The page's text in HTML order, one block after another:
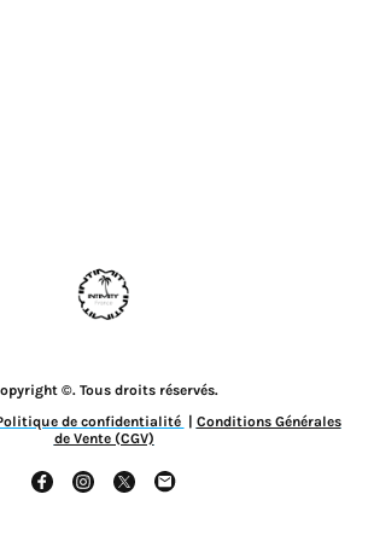
©. Tous droits réservés.
de confidentialité | Conditions Générales
de Vente (CGV)